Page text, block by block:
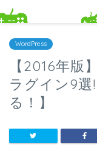
WordPress
【2016年
ラグイン9選
る！】